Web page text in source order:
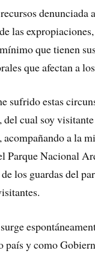
denunciada
las
que tienen
que afectan a
sufrido estas
cual soy
acompañando a la
Parque Nacional
los guardas del
país y como